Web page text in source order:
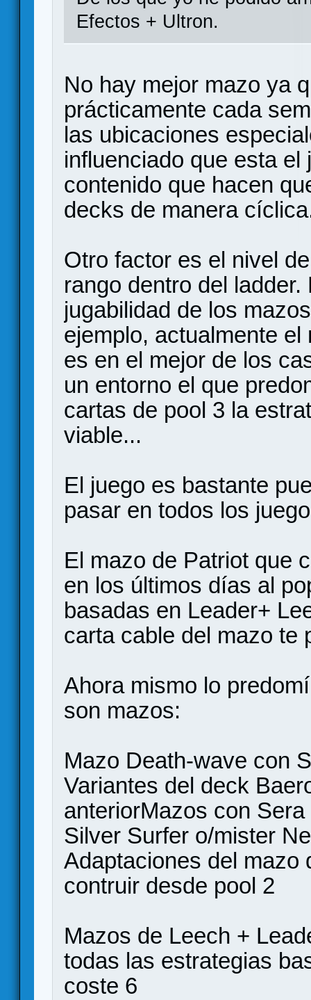
Efectos + Ultron.
No hay mejor mazo ya
prácticamente cada
las ubicaciones
influenciado que esta
contenido que hacen
decks de manera
Otro factor es el nivel
rango dentro del
jugabilidad de los
ejemplo, actualmente
es en el mejor de los
un entorno el que
cartas de pool 3 la
viable...
El juego es bastante
pasar en todos los
El mazo de Patriot que
en los últimos días al
basadas en Leader+
carta cable del mazo te
Ahora mismo lo
son mazos:
Mazo Death-wave con
Variantes del deck
anteriorMazos con
Silver Surfer o/mister
Adaptaciones del mazo
contruir desde pool 2
Mazos de Leech +
todas las estrategias
coste 6